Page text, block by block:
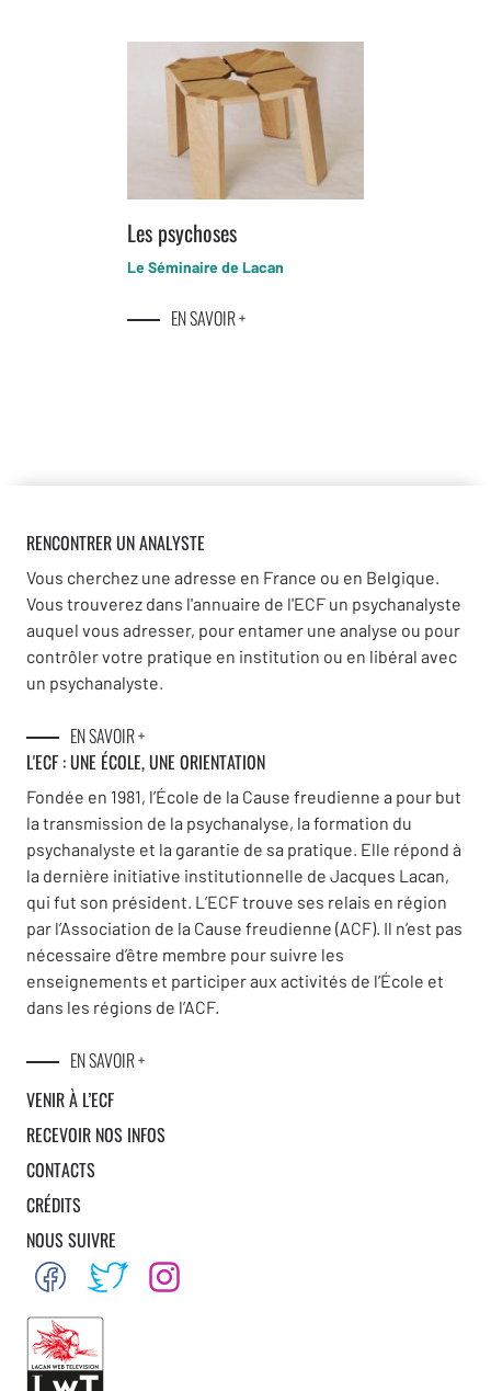
Les psychoses
Le Séminaire de Lacan
EN SAVOIR +
RENCONTRER UN ANALYSTE
Vous cherchez une adresse en France ou en Belgique.
Vous trouverez dans l'annuaire de l'ECF un psychanalyste
auquel vous adresser, pour entamer une analyse ou pour
contrôler votre pratique en institution ou en libéral avec
un psychanalyste.
EN SAVOIR +
L'ECF : UNE ÉCOLE, UNE ORIENTATION
Fondée en 1981, l’École de la Cause freudienne a pour but
la transmission de la psychanalyse, la formation du
psychanalyste et la garantie de sa pratique. Elle répond à
la dernière initiative institutionnelle de Jacques Lacan,
qui fut son président. L’ECF trouve ses relais en région
par l’Association de la Cause freudienne (ACF). Il n’est pas
nécessaire d’être membre pour suivre les
enseignements et participer aux activités de l’École et
dans les régions de l’ACF.
EN SAVOIR +
VENIR À L’ECF
RECEVOIR NOS INFOS
CONTACTS
CRÉDITS
NOUS SUIVRE